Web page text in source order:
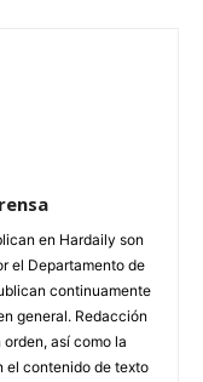
en Hardaily son
el Departamento de
continuamente
general. Redacción
así como la
el contenido de texto